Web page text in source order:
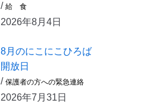
/ 給 食
2026年8月4日
8月のにこにこひろば
開放日
/ 保護者の方への緊急連絡
2026年7月31日